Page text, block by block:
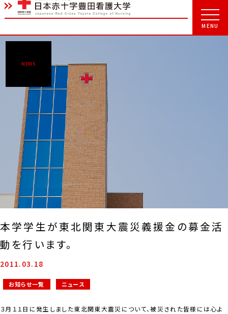
NEWS
本学学生が東北関東大震災義援金の募金活
動を行います。
2011.03.18
お知らせ一覧 ニュース
３月１１日に発生しました東北関東大震災について、被災された皆様には心よ